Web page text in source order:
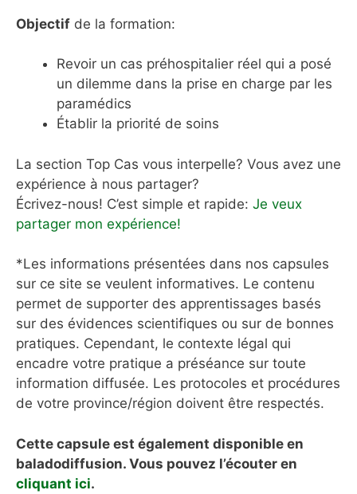
Objectif de la formation:
Revoir un cas préhospitalier réel qui a posé
un dilemme dans la prise en charge par les
paramédics
Établir la priorité de soins
La section Top Cas vous interpelle? Vous avez une
expérience à nous partager?
Écrivez-nous! C’est simple et rapide: Je veux
partager mon expérience!
*Les informations présentées dans nos capsules
sur ce site se veulent informatives. Le contenu
permet de supporter des apprentissages basés
sur des évidences scientifiques ou sur de bonnes
pratiques. Cependant, le contexte légal qui
encadre votre pratique a préséance sur toute
information diffusée. Les protocoles et procédures
de votre province/région doivent être respectés.
Cette capsule est également disponible en
baladodiffusion. Vous pouvez l’écouter en
cliquant ici.